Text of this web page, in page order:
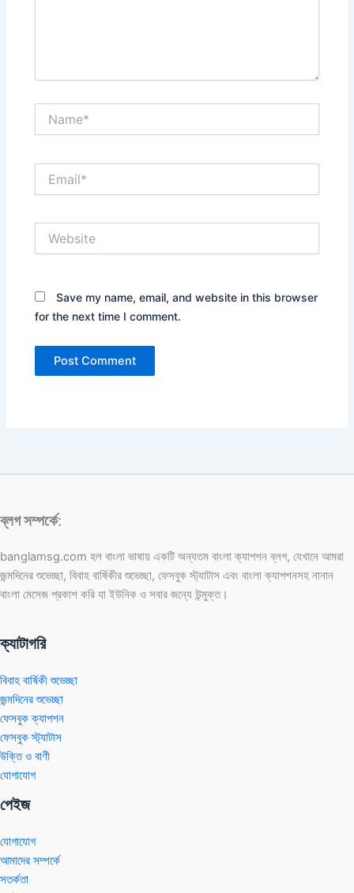
Save my name, email, and website in this browser
for the next time I comment.
ব্লগ সম্পর্কে:
banglamsg.com হল বাংলা ভাষায় একটি অন্যতম বাংলা ক্যাপশন ব্লগ, যেখানে আমরা
জন্মদিনের শুভেচ্ছা, বিবাহ বার্ষিকীর শুভেচ্ছা, ফেসবুক স্ট্যাটাস এবং বাংলা ক্যাপশনসহ নানান
বাংলা মেসেজ প্রকাশ করি যা ইউনিক ও সবার জন্যে উন্মুক্ত।
ক্যাটাগরি
বিবাহ বার্ষিকী শুভেচ্ছা
জন্মদিনের শুভেচ্ছা
ফেসবুক ক্যাপশন
ফেসবুক স্ট্যাটাস
উক্তি ও বাণী
যোগাযোগ
পেইজ
যোগাযোগ
আমাদের সম্পর্কে
সতর্কতা